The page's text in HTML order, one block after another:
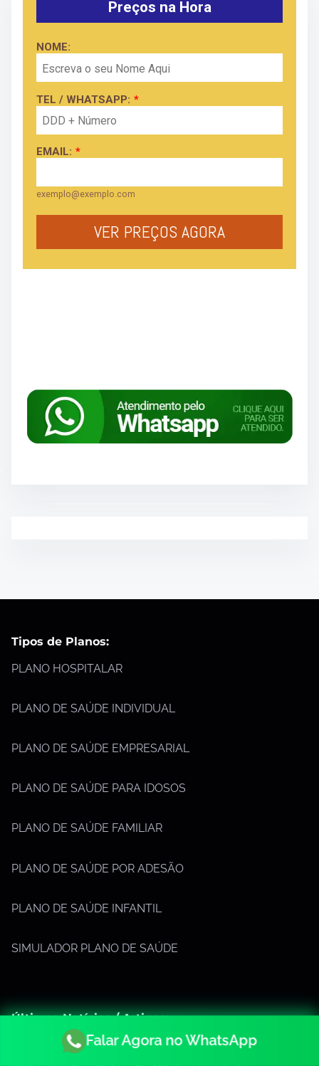
Tipos de Planos:
PLANO HOSPITALAR
PLANO DE SAÚDE INDIVIDUAL
PLANO DE SAÚDE EMPRESARIAL
PLANO DE SAÚDE PARA IDOSOS
PLANO DE SAÚDE FAMILIAR
PLANO DE SAÚDE POR ADESÃO
PLANO DE SAÚDE INFANTIL
SIMULADOR PLANO DE SAÚDE
Últimas Notícias / Artigos:
O impacto da alimentação na saúde cardiovascular: um
Falar Agora no WhatsApp